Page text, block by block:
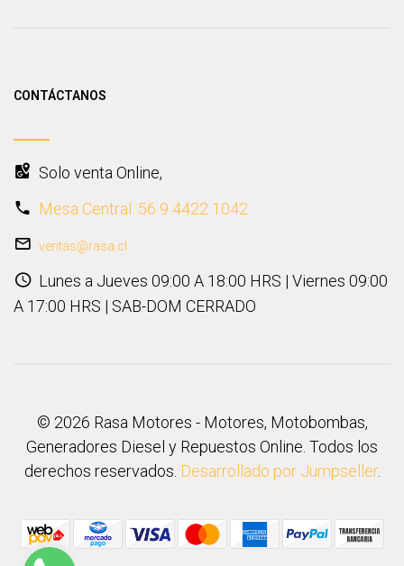
CONTÁCTANOS
Solo venta Online,
Mesa Central: 56 9 4422 1042
ventas@rasa.cl
Lunes a Jueves 09:00 A 18:00 HRS | Viernes 09:00
A 17:00 HRS | SAB-DOM CERRADO
© 2026 Rasa Motores - Motores, Motobombas,
Generadores Diesel y Repuestos Online. Todos los
derechos reservados. Desarrollado por Jumpseller.